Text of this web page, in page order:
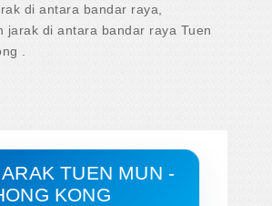
di antara bandar raya,
jarak di antara bandar raya Tuen
.
TUEN MUN -
KONG